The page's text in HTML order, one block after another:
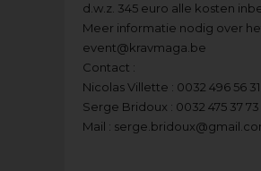
d.w.z. 345 euro alle kosten
Meer informatie nodig over
event@kravmaga.be
Contact :
Nicolas Villette : 0032 496 56
Serge Bridoux : 0032 475 37 73
Mail :